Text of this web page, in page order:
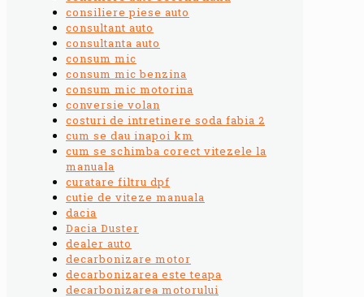
consiliere piese auto
consultant auto
consultanta auto
consum mic
consum mic benzina
consum mic motorina
conversie volan
costuri de intretinere soda fabia 2
cum se dau inapoi km
cum se schimba corect vitezele la
manuala
curatare filtru dpf
cutie de viteze manuala
dacia
Dacia Duster
dealer auto
decarbonizare motor
decarbonizarea este teapa
decarbonizarea motorului